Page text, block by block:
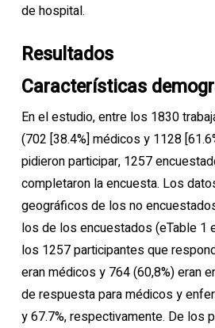
de hospital.
Resultados
Características
En el estudio, entre los 1830
(702 [38.4%] médicos y 1128
pidieron participar, 1257
completaron la encuesta. Los
geográficos de los no
los de los encuestados (eTable 1
los 1257 participantes que
eran médicos y 764 (60,8%) eran
de respuesta para médicos y
y 67.7%, respectivamente. De los